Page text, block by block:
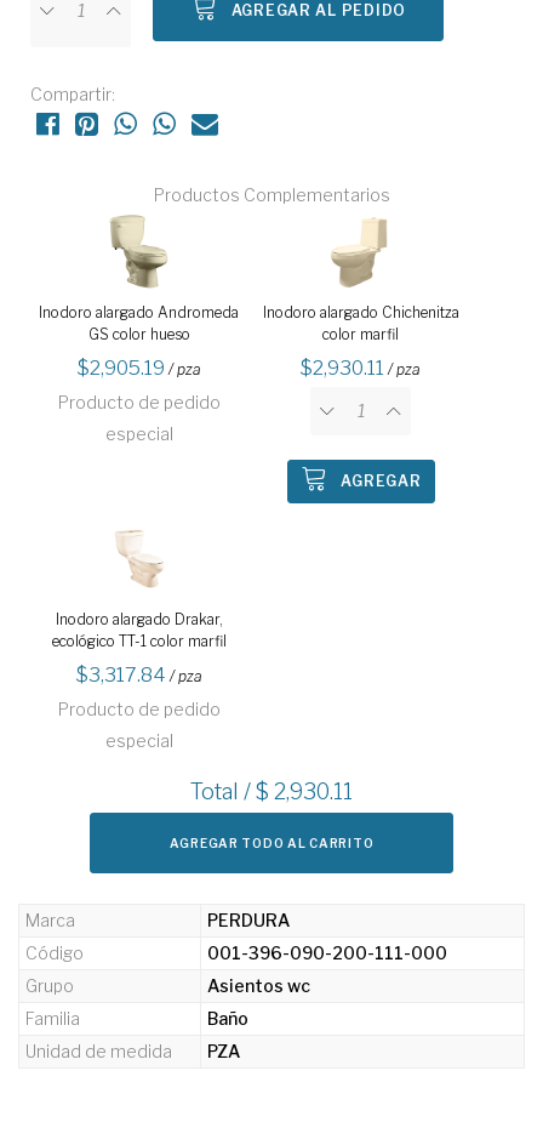
AGREGAR AL PEDIDO
Compartir:
Productos Complementarios
Inodoro alargado Andromeda
GS color hueso
2,905.19 / pza
Producto de pedido
especial
Inodoro alargado Chichenitza
color marfil
2,930.11 / pza
AGREGAR
Inodoro alargado Drakar,
ecológico TT-1 color marfil
3,317.84 / pza
Producto de pedido
especial
Total / $ 2,930.11
AGREGAR TODO AL CARRITO
Marca
PERDURA
Código
001-396-090-200-111-000
Grupo
Asientos wc
Familia
Baño
Unidad de medida
PZA